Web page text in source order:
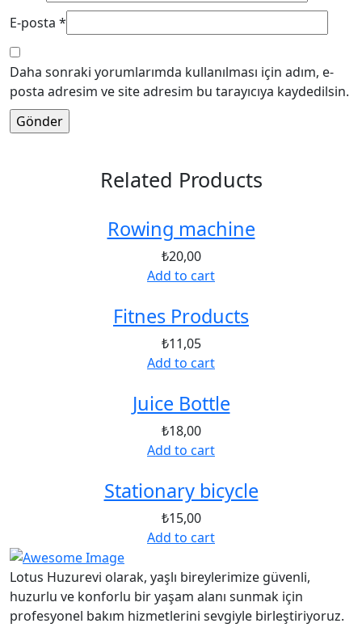
E-posta *
Daha sonraki yorumlarımda kullanılması için adım, e-
posta adresim ve site adresim bu tarayıcıya kaydedilsin.
Related Products
Rowing machine
₺20,00
Add to cart
Fitnes Products
₺11,05
Add to cart
Juice Bottle
₺18,00
Add to cart
Stationary bicycle
₺15,00
Add to cart
Lotus Huzurevi olarak, yaşlı bireylerimize güvenli,
huzurlu ve konforlu bir yaşam alanı sunmak için
profesyonel bakım hizmetlerini sevgiyle birleştiriyoruz.